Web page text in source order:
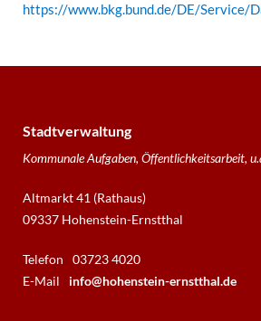
https://www.bkg.bund.de/DE/Service/
Stadtverwaltung
Kommunale Aufgaben, Öffentlichkeitsarbeit,
Altmarkt 41 (Rathaus)
09337 Hohenstein-Ernstthal
Telefon
03723 4020
E-Mail
info@hohenstein-ernstthal.de